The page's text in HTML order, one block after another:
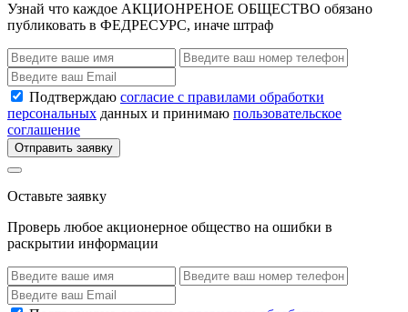
Узнай что каждое АКЦИОНРЕНОЕ ОБЩЕСТВО обязано
публиковать в ФЕДРЕСУРС, иначе штраф
Подтверждаю согласие с правилами обработки
персональных данных и принимаю пользовательское
соглашение
Отправить заявку
Оставьте заявку
Проверь любое акционерное общество на ошибки в
раскрытии информации